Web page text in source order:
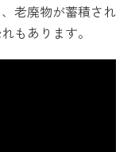
老廃物が蓄積され
もあります。